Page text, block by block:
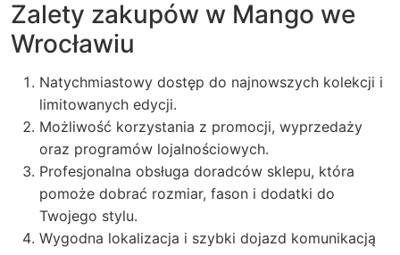
Zalety zakupów w Mango we
Wrocławiu
Natychmiastowy dostęp do najnowszych kolekcji i
limitowanych edycji.
Możliwość korzystania z promocji, wyprzedaży
oraz programów lojalnościowych.
Profesjonalna obsługa doradców sklepu, która
pomoże dobrać rozmiar, fason i dodatki do
Twojego stylu.
Wygodna lokalizacja i szybki dojazd komunikacją